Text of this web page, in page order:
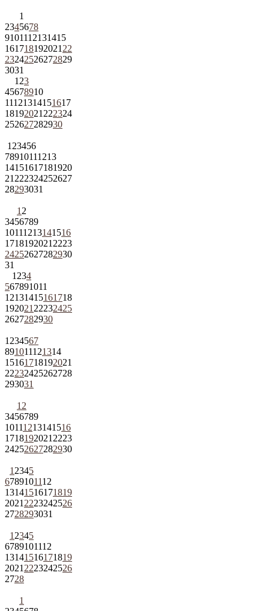
1
2345678
9101112131415
161718192021 22
23242526272829
3031
1 23
45678910
11121314151617
18192021 222324
252627282930
1 23456
78910111213
14151617181920
21 222324252627
28293031
1 2
3456789
10111213141516
1718192021 2223
24252627282930
31
1 234
567891011
12131415161718
192021 22232425
2627282930
1 234567
891011121314
15161718192021
22232425262728
293031
1 2
3456789
10111213141516
1718192021 2223
24252627282930
1 2345
6789101112
13141516171819
2021 2223242526
2728293031
1 2345
6789101112
13141516171819
2021 2223242526
2728
1